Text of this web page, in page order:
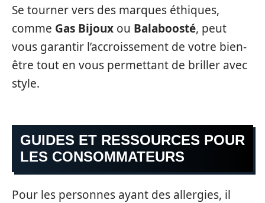
Se tourner vers des marques éthiques,
comme Gas Bijoux ou Balaboosté, peut
vous garantir l’accroissement de votre bien-
être tout en vous permettant de briller avec
style.
GUIDES ET RESSOURCES POUR
LES CONSOMMATEURS
Pour les personnes ayant des allergies, il